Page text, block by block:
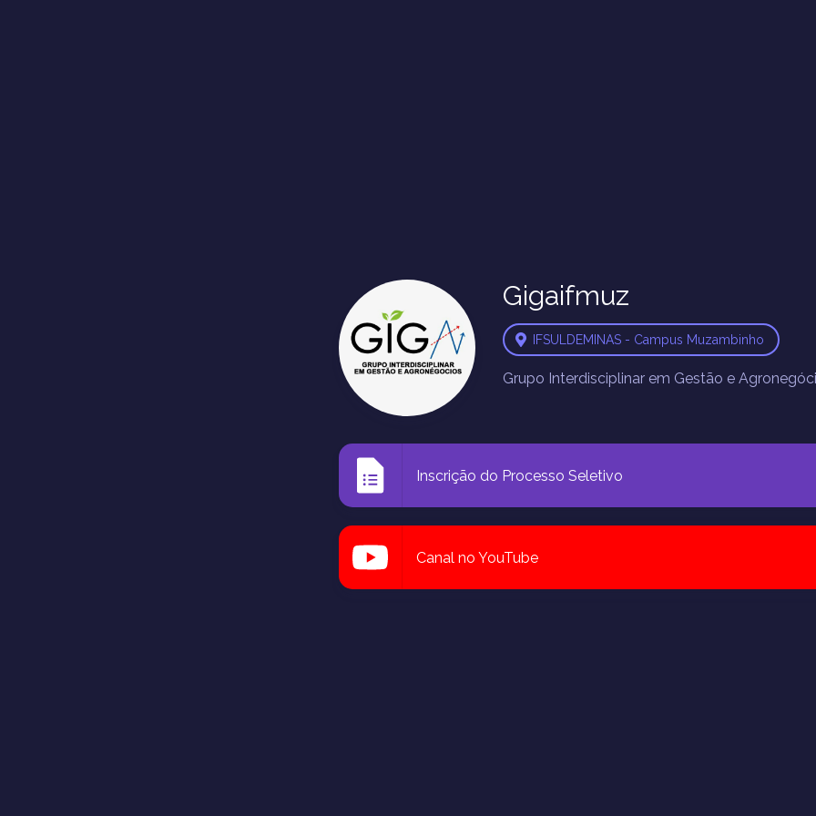
Gigaifmuz
IFSULDEMINAS - Campus Muzambinho
Grupo Interdisciplinar em Gestão e
Inscrição do Processo Seletivo
Canal no YouTube